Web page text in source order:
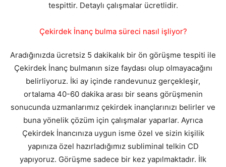
tespittir. Detaylı çalışmalar ücretlidir.
Çekirdek İnanç bulma süreci nasıl işliyor?
Aradığınızda ücretsiz 5 dakikalık bir ön görüşme tespiti ile
Çekirdek İnanç bulmanın size faydası olup olmayacağını
belirliyoruz. İki ay içinde randevunuz gerçekleşir,
ortalama 40-60 dakika arası bir seans görüşmenin
sonucunda uzmanlarımız çekirdek inançlarınızı belirler ve
buna yönelik çözüm için çalışmalar yaparlar. Ayrıca
Çekirdek İnancınıza uygun isme özel ve sizin kişilik
yapınıza özel hazırladığımız subliminal telkin CD
yapıyoruz. Görüşme sadece bir kez yapılmaktadır. İlk